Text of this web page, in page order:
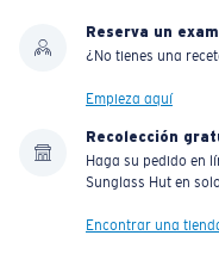
Reserva un
¿No tienes una
Empieza aquí
Recolección
Haga su pedido en
Sunglass Hut en
Encontrar una